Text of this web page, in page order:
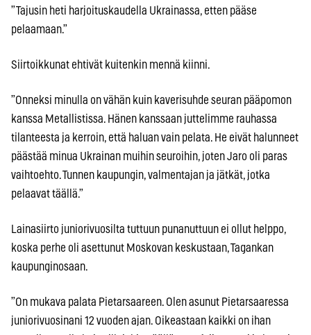
”Tajusin heti harjoituskaudella Ukrainassa, etten pääse
pelaamaan.”
Siirtoikkunat ehtivät kuitenkin mennä kiinni.
”Onneksi minulla on vähän kuin kaverisuhde seuran pääpomon
kanssa Metallistissa. Hänen kanssaan juttelimme rauhassa
tilanteesta ja kerroin, että haluan vain pelata. He eivät halunneet
päästää minua Ukrainan muihin seuroihin, joten Jaro oli paras
vaihtoehto. Tunnen kaupungin, valmentajan ja jätkät, jotka
pelaavat täällä.”
Lainasiirto juniorivuosilta tuttuun punanuttuun ei ollut helppo,
koska perhe oli asettunut Moskovan keskustaan, Tagankan
kaupunginosaan.
”On mukava palata Pietarsaareen. Olen asunut Pietarsaaressa
juniorivuosinani 12 vuoden ajan. Oikeastaan kaikki on ihan